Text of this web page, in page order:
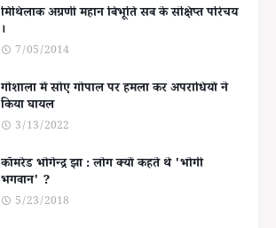
मिथिलाक अग्रणी महान बिभूति सब के संक्षिप्त परिचय
।
7/05/2014
गोशाला में सोए गोपाल पर हमला कर अपराधियों ने
किया घायल
3/13/2022
कॉमरेड भोगेन्द्र झा : लोग क्यों कहते थे 'भोगी
भगवान' ?
5/23/2018